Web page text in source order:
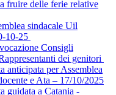
fruire delle ferie relative
sindacale Uil
10-25
Consigli
dei genitori
anticipata per Assemblea
e Ata – 17/10/2025
guidata a Catania -